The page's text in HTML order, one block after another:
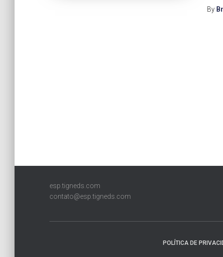
By
esp.tigneds.com
contato@esp.tigneds.com
POLÍTICA DE